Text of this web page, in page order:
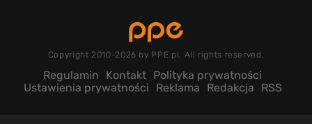
Copyright 2010-2026 by PPE.pl. All rights reserved.
Regulamin Kontakt Polityka prywatności
Ustawienia prywatności
Reklama Redakcja RSS